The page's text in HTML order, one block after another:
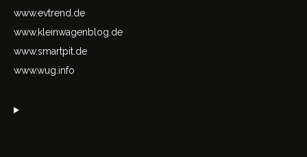
www.evtrend.de
www.kleinwagenblog.de
www.smartpit.de
www.wug.info